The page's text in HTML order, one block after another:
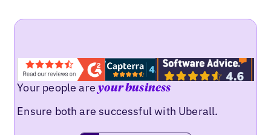
Your people areyour business
Ensure both are successful with Uberall.